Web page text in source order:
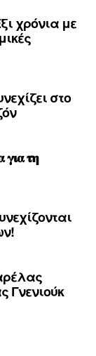
χρόνια με
στο
𝛕𝛈
Γνενιούκ